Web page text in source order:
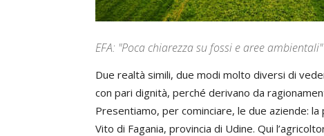
EFA: "Poca chiarezza su fossi e aree ambientali"
Due realtà simili, due modi molto diversi di
con pari dignità, perché derivano da
Presentiamo, per cominciare, le due aziende:
Vito di Fagania, provincia di Udine. Qui